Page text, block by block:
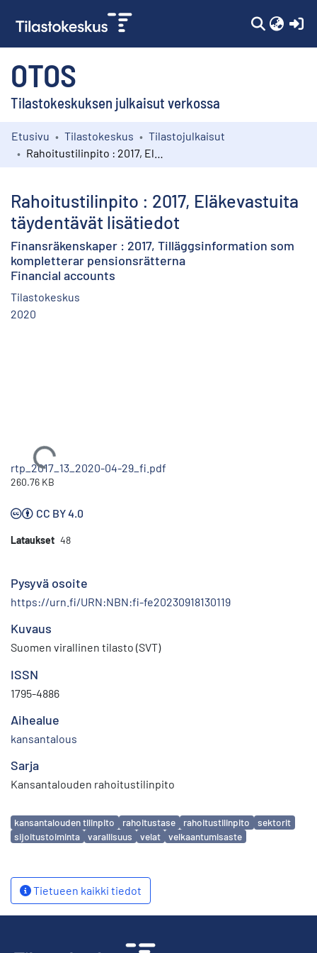
OTOS
Tilastokeskuksen julkaisut verkossa
Kokoelmat
Etusivu Tilastokeskus
Tilastojulkaisut
Rahoitustilinpito : 2017, Eläkevastuita
täydentävät lisätiedot
Finansräkenskaper : 2017, Tilläggsinformation som
kompletterar pensionsrätterna
Financial accounts
Tilastokeskus
2020
Ladataan...
rtp_2017_13_2020-04-29_fi.pdf
260.76 KB
CC BY 4.0
Lataukset 48
Pysyvä osoite
https://urn.fi/URN:NBN:fi-fe20230918130119
Kuvaus
Suomen virallinen tilasto (SVT)
ISSN
1795-4886
Aihealue
kansantalous
Sarja
Kansantalouden rahoitustilinpito
Avainsanat
kansantalouden tilinpito rahoitustase rahoitustilinpito
sektorit
sijoitustoiminta
varallisuus velat velkaantumisaste
Tietueen kaikki tiedot